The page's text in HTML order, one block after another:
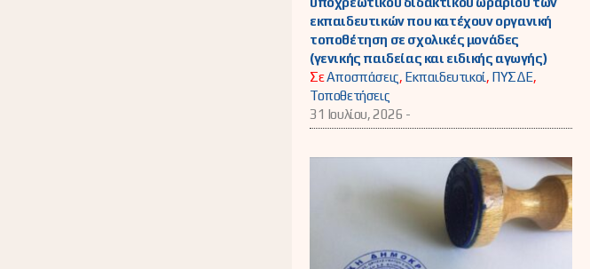
εκπαιδευτικών που κατέχουν οργανική
τοποθέτηση σε σχολικές μονάδες
(γενικής παιδείας και ειδικής αγωγής)
ΣεΑποσπάσεις, Εκπαιδευτικοί, ΠΥΣΔΕ,
Τοποθετήσεις
31 Ιουλίου, 2026 -